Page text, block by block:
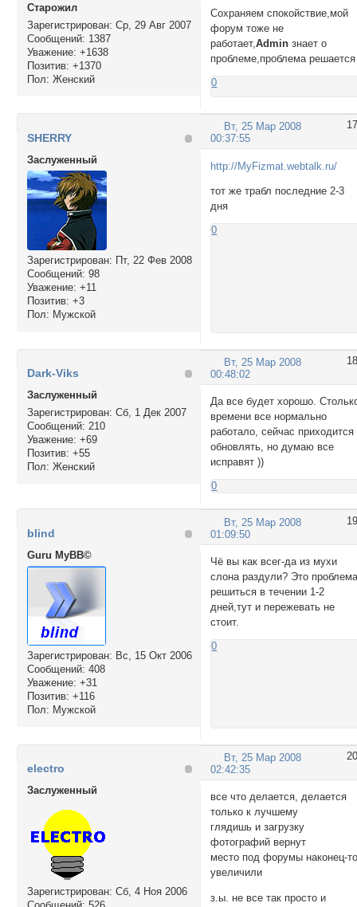
Cтарожил
Зарегистрирован: Ср, 29 Авг 2007
Сообщений: 1387
Уважение: +1638
Позитив: +1370
Пол: Женский
Сохраняем спокойствие,мой
форум тоже не
работает,Admin знает о
проблеме,проблема решается
0
17
Вт, 25 Мар 2008
00:37:55
SHERRY
Заслуженный
Зарегистрирован: Пт, 22 Фев 2008
Сообщений: 98
Уважение: +11
Позитив: +3
Пол: Мужской
http://MyFizmat.webtalk.ru/
тот же трабл последние 2-3
дня
0
18
Вт, 25 Мар 2008
00:48:02
Dark-Viks
Заслуженный
Зарегистрирован: Сб, 1 Дек 2007
Сообщений: 210
Уважение: +69
Позитив: +55
Пол: Женский
Да все будет хорошо.
времени все нормально
работало, сейчас приходится
обновлять, но думаю все
исправят ))
0
19
Вт, 25 Мар 2008
01:09:50
blind
Guru MyBB©
Зарегистрирован: Вс, 15 Окт 2006
Сообщений: 408
Уважение: +31
Позитив: +116
Пол: Мужской
Чё вы как всег-да из мухи
слона раздули? Это
решиться в течении 1-2
дней,тут и пережевать не
стоит.
0
20
Вт, 25 Мар 2008
02:42:35
electro
Заслуженный
Зарегистрирован: Сб, 4 Ноя 2006
все что делается, делается
только к лучшему
глядишь и загрузку
фотографий вернут
место под форумы наконец-
увеличили
з.ы. не все так просто и